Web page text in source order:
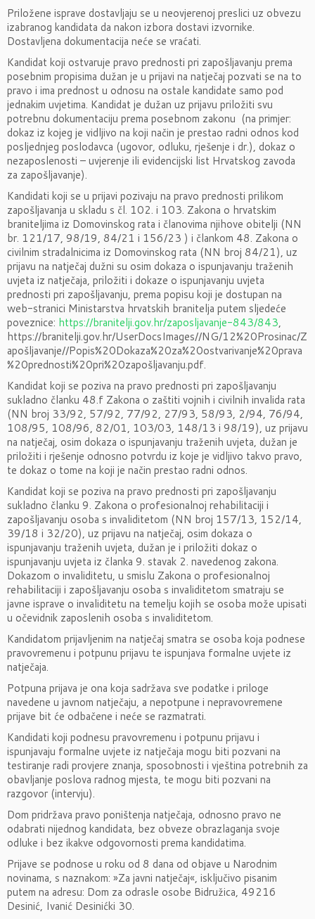
Priložene isprave dostavljaju se u neovjerenoj preslici uz obvezu
izabranog kandidata da nakon izbora dostavi izvornike.
Dostavljena dokumentacija neće se vraćati.
Kandidat koji ostvaruje pravo prednosti pri zapošljavanju prema
posebnim propisima dužan je u prijavi na natječaj pozvati se na to
pravo i ima prednost u odnosu na ostale kandidate samo pod
jednakim uvjetima. Kandidat je dužan uz prijavu priložiti svu
potrebnu dokumentaciju prema posebnom zakonu (na primjer:
dokaz iz kojeg je vidljivo na koji način je prestao radni odnos kod
posljednjeg poslodavca (ugovor, odluku, rješenje i dr.), dokaz o
nezaposlenosti – uvjerenje ili evidencijski list Hrvatskog zavoda
za zapošljavanje).
Kandidati koji se u prijavi pozivaju na pravo prednosti prilikom
zapošljavanja u skladu s čl. 102. i 103. Zakona o hrvatskim
braniteljima iz Domovinskog rata i članovima njihove obitelji (NN
br. 121/17, 98/19, 84/21 i 156/23 ) i člankom 48. Zakona o
civilnim stradalnicima iz Domovinskog rata (NN broj 84/21), uz
prijavu na natječaj dužni su osim dokaza o ispunjavanju traženih
uvjeta iz natječaja, priložiti i dokaze o ispunjavanju uvjeta
prednosti pri zapošljavanju, prema popisu koji je dostupan na
web-stranici Ministarstva hrvatskih branitelja putem sljedeće
poveznice: https://branitelji.gov.hr/zaposljavanje-843/843,
https://branitelji.gov.hr/UserDocsImages//NG/12%20Prosinac/Z
apošljavanje//Popis%20Dokaza%20za%20ostvarivanje%20prava
%20prednosti%20pri%20zapošljavanju.pdf.
Kandidat koji se poziva na pravo prednosti pri zapošljavanju
sukladno članku 48.f Zakona o zaštiti vojnih i civilnih invalida rata
(NN broj 33/92, 57/92, 77/92, 27/93, 58/93, 2/94, 76/94,
108/95, 108/96, 82/01, 103/03, 148/13 i 98/19), uz prijavu
na natječaj, osim dokaza o ispunjavanju traženih uvjeta, dužan je
priložiti i rješenje odnosno potvrdu iz koje je vidljivo takvo pravo,
te dokaz o tome na koji je način prestao radni odnos.
Kandidat koji se poziva na pravo prednosti pri zapošljavanju
sukladno članku 9. Zakona o profesionalnoj rehabilitaciji i
zapošljavanju osoba s invaliditetom (NN broj 157/13, 152/14,
39/18 i 32/20), uz prijavu na natječaj, osim dokaza o
ispunjavanju traženih uvjeta, dužan je i priložiti dokaz o
ispunjavanju uvjeta iz članka 9. stavak 2. navedenog zakona.
Dokazom o invaliditetu, u smislu Zakona o profesionalnoj
rehabilitaciji i zapošljavanju osoba s invaliditetom smatraju se
javne isprave o invaliditetu na temelju kojih se osoba može upisati
u očevidnik zaposlenih osoba s invaliditetom.
Kandidatom prijavljenim na natječaj smatra se osoba koja podnese
pravovremenu i potpunu prijavu te ispunjava formalne uvjete iz
natječaja.
Potpuna prijava je ona koja sadržava sve podatke i priloge
navedene u javnom natječaju, a nepotpune i nepravovremene
prijave bit će odbačene i neće se razmatrati.
Kandidati koji podnesu pravovremenu i potpunu prijavu i
ispunjavaju formalne uvjete iz natječaja mogu biti pozvani na
testiranje radi provjere znanja, sposobnosti i vještina potrebnih za
obavljanje poslova radnog mjesta, te mogu biti pozvani na
razgovor (intervju).
Dom pridržava pravo poništenja natječaja, odnosno pravo ne
odabrati nijednog kandidata, bez obveze obrazlaganja svoje
odluke i bez ikakve odgovornosti prema kandidatima.
Prijave se podnose u roku od 8 dana od objave u Narodnim
novinama, s naznakom: »Za javni natječaj«, isključivo pisanim
putem na adresu: Dom za odrasle osobe Bidružica, 49216
Desinić, Ivanić Desinićki 30.